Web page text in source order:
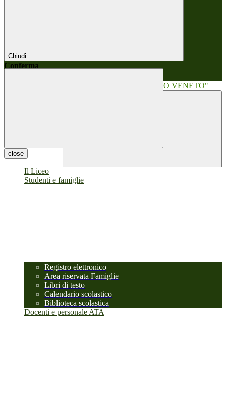
Chiudi
Conferma
close
Il Liceo
Studenti e famiglie
Registro elettronico
Area riservata Famiglie
Libri di testo
Calendario scolastico
Biblioteca scolastica
Docenti e personale ATA